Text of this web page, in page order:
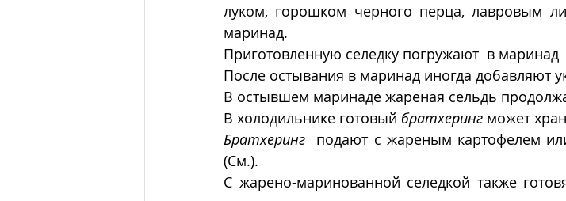
луком, горошком черного перца, лавровым
маринад.
Приготовленную селедку погружают  в маринад
После остывания в маринад иногда добавляют
В остывшем маринаде жареная сельдь
В холодильнике готовый братхеринг может
Братхеринг
подают с жареным картофелем
(См.).
С жарено-маринованной селедкой также